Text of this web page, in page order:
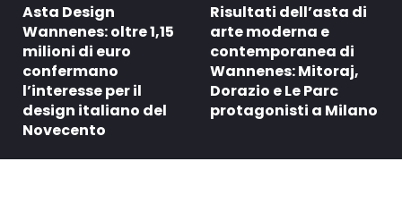
Asta Design
Wannenes: oltre 1,15
milioni di euro
confermano
l’interesse per il
design italiano del
Novecento
Risultati dell’asta di
arte moderna e
contemporanea di
Wannenes: Mitoraj,
Dorazio e Le Parc
protagonisti a Milano